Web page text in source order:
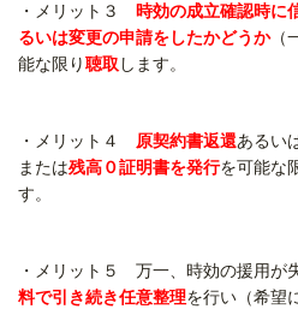
・メリット３ 時効の成立確認時に
るいは変更の申請をしたかどうか（
能な限り聴取 します。
・メリット４ 原契約書返還あるい
または残高０証明書を発行を可能な
す。
・メリット５ 万一、時効の援用が
料で引き続き任意整理を行い（希望